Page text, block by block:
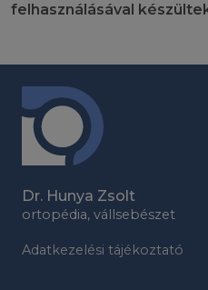
felhasználásával
Dr. Hunya Zsolt
ortopédia, vállsebészet
Adatkezelési tájékoztató